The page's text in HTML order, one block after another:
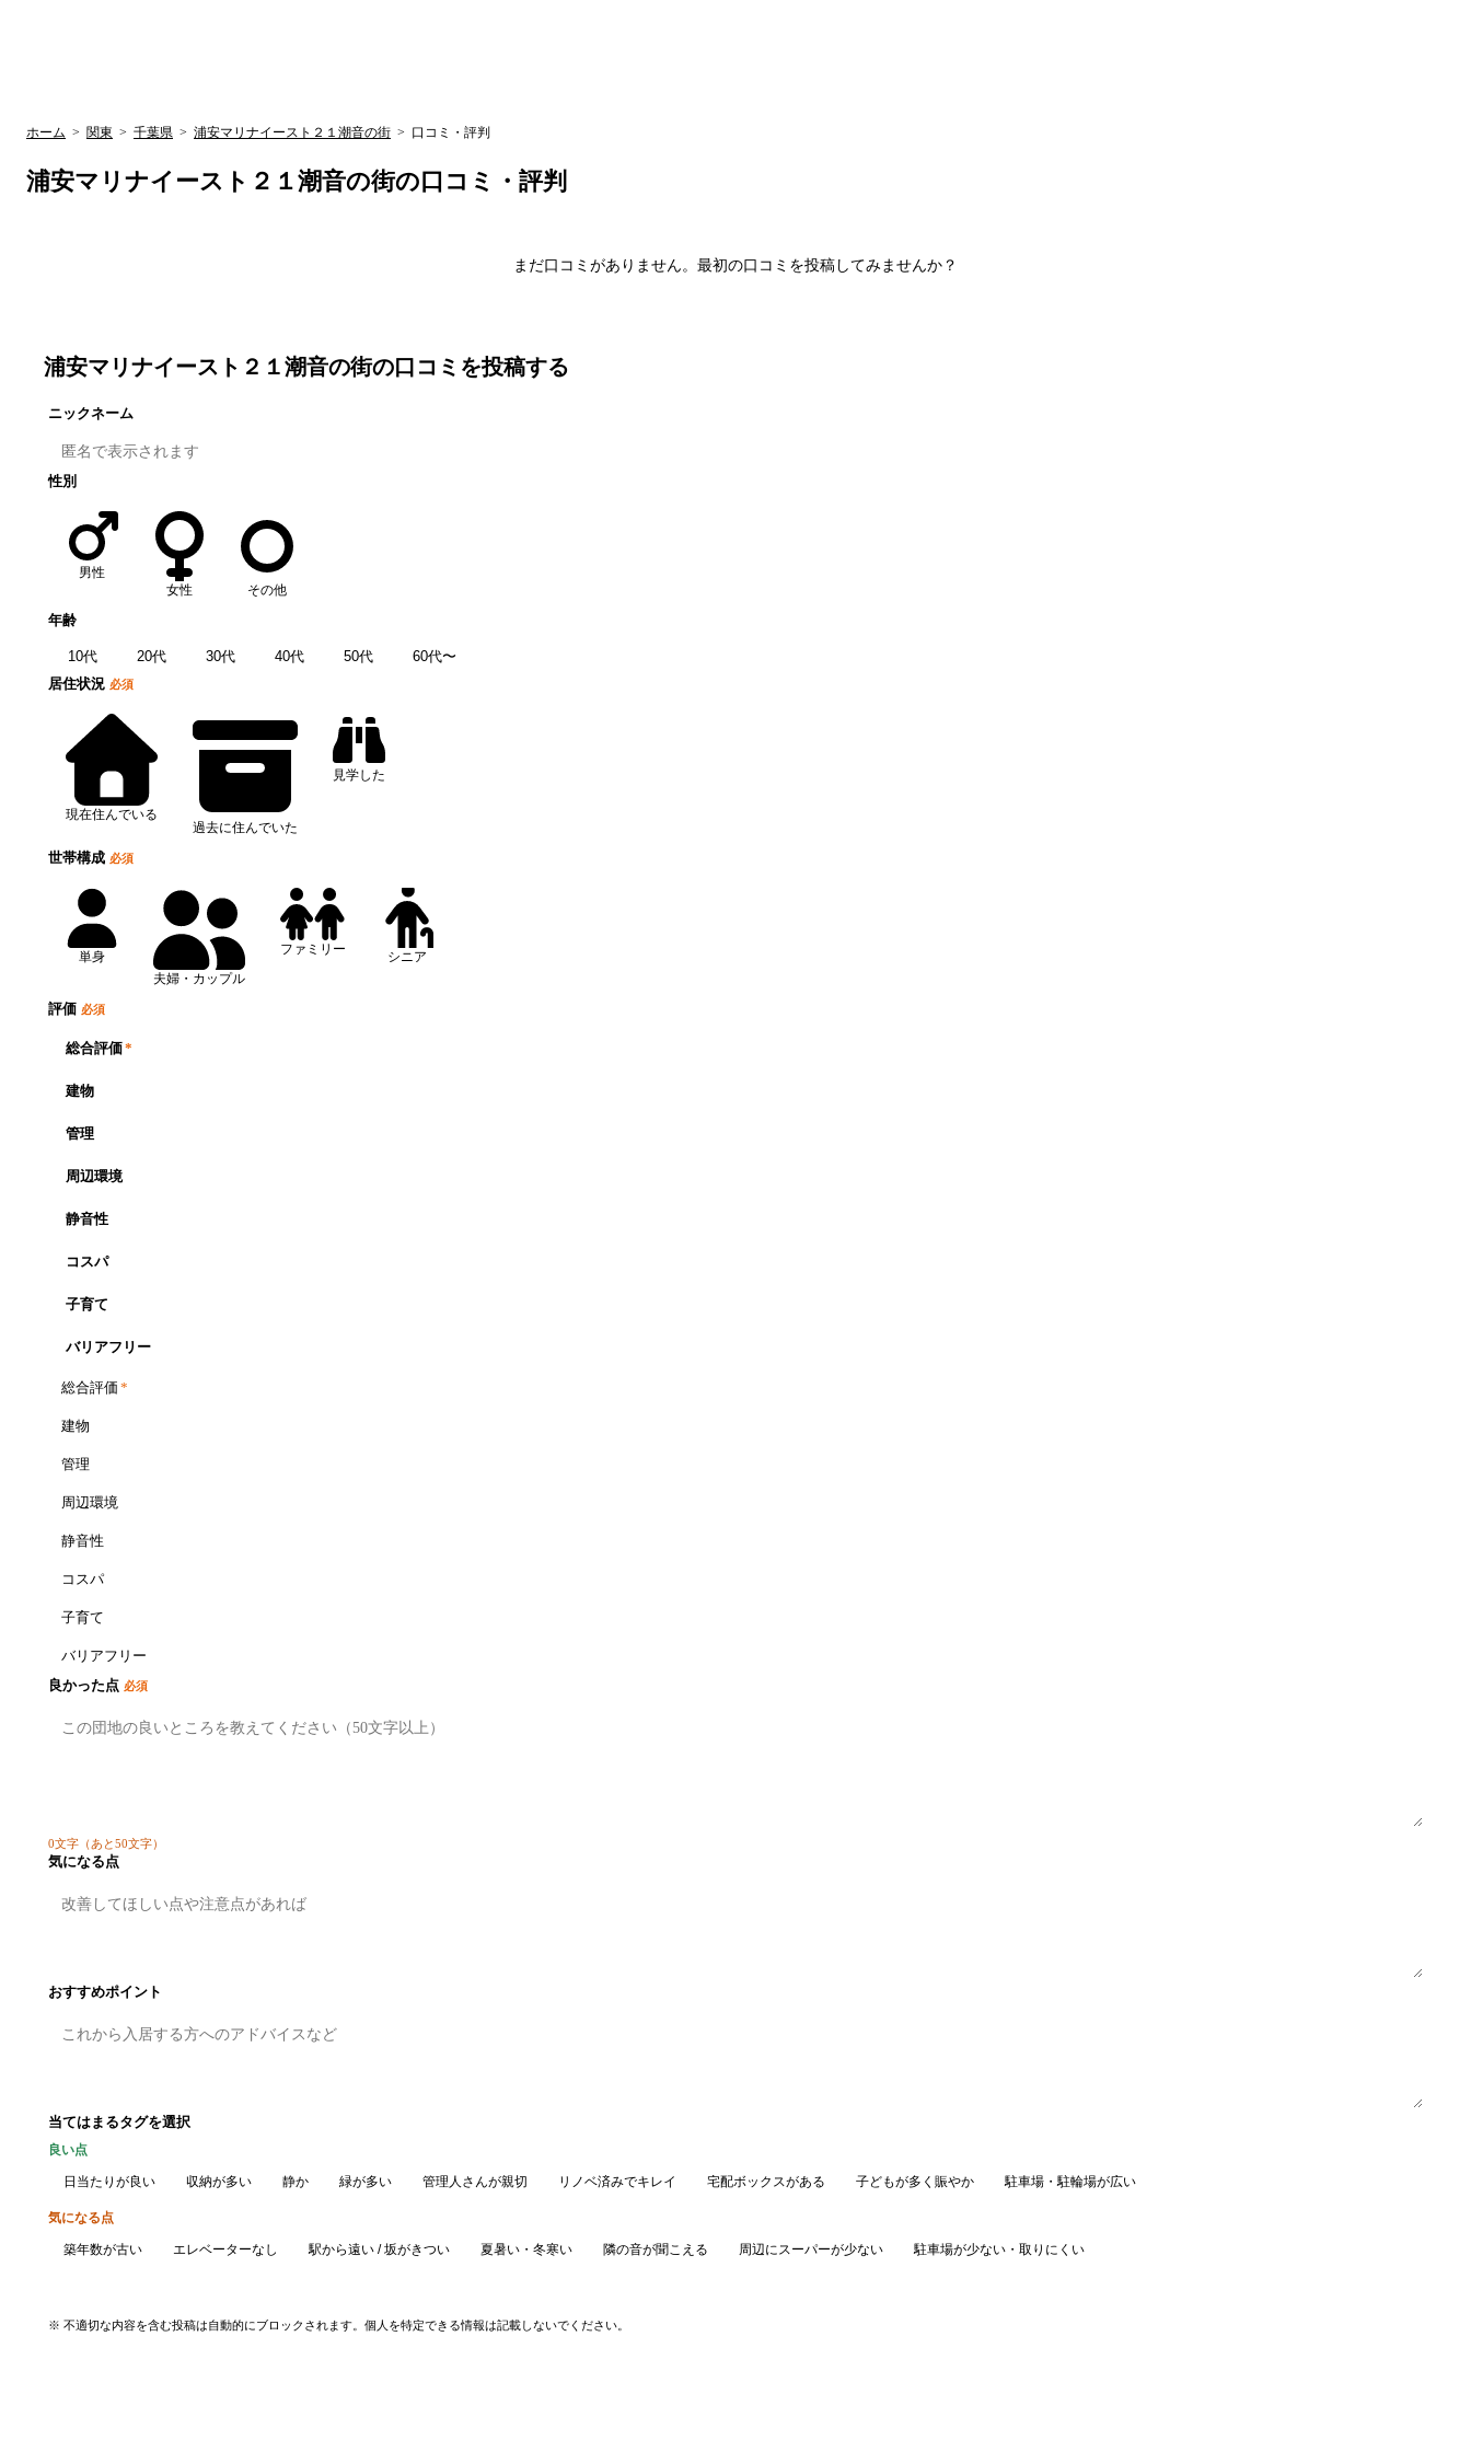
ホーム > 関東 > 千葉県 > 浦安マリナイースト２１潮音の街 > 口コミ・評判
浦安マリナイースト２１潮音の街の口コミ・評判
まだ口コミがありません。最初の口コミを投稿してみませんか？
浦安マリナイースト２１潮音の街の口コミを投稿する
ニックネーム
性別
男性
女性
その他
年齢
10代 20代 30代 40代 50代
60代〜
居住状況 必須
現在住んでいる
過去に住んでいた
見学した
世帯構成 必須
単身
夫婦・カップル
ファミリー シニア
評価 必須
総合評価*
建物
管理
周辺環境
静音性
コスパ
子育て
バリアフリー
総合評価 *
建物
管理
周辺環境
静音性
コスパ
子育て
バリアフリー
良かった点 必須
0文字 （あと50文字）
気になる点
おすすめポイント
当てはまるタグを選択
良い点
日当たりが良い 収納が多い 静か 緑が多い 管理人さんが親切 リノベ済みでキレイ 宅配ボックスがある 子どもが多く賑やか 駐車場・駐輪場が広い
気になる点
築年数が古い エレベーターなし 駅から遠い / 坂がきつい 夏暑い・冬寒い 隣の音が聞こえる 周辺にスーパーが少ない 駐車場が少ない・取りにくい
※ 不適切な内容を含む投稿は自動的にブロックされます。個人を特定できる情報は記載しないでください。